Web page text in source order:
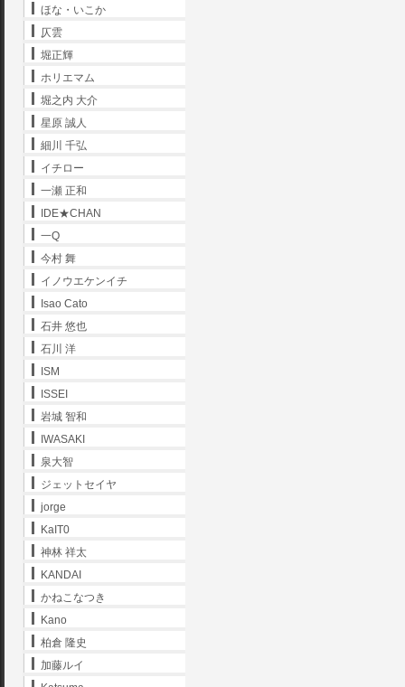
ほな・いこか
仄雲
堀正輝
ホリエマム
堀之内 大介
星原 誠人
細川 千弘
イチロー
一瀬 正和
IDE★CHAN
一Q
今村 舞
イノウエケンイチ
Isao Cato
石井 悠也
石川 洋
ISM
ISSEI
岩城 智和
IWASAKI
泉大智
ジェットセイヤ
jorge
KaIT0
神林 祥太
KANDAI
かねこなつき
Kano
柏倉 隆史
加藤ルイ